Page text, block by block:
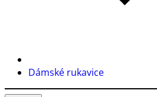
Dámské rukavice